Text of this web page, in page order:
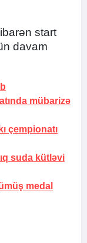
start
davam
mübarizə
çempionatı
suda kütləvi
medal